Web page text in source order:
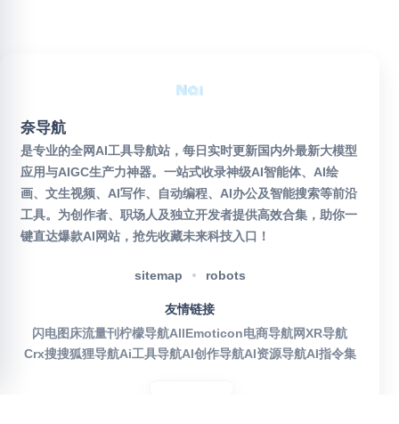
奈导航
是专业的全网AI工具导航站，每日实时更新国内外最新大模型
应用与AIGC生产力神器。一站式收录神级AI智能体、AI绘
画、文生视频、AI写作、自动编程、AI办公及智能搜索等前沿
工具。为创作者、职场人及独立开发者提供高效合集，助你一
键直达爆款AI网站，抢先收藏未来科技入口！
sitemap robots
友情链接
闪电图床流量刊柠檬导航AllEmoticon电商导航网XR导航
Crx搜搜狐狸导航Ai工具导航AI创作导航AI资源导航AI指令集